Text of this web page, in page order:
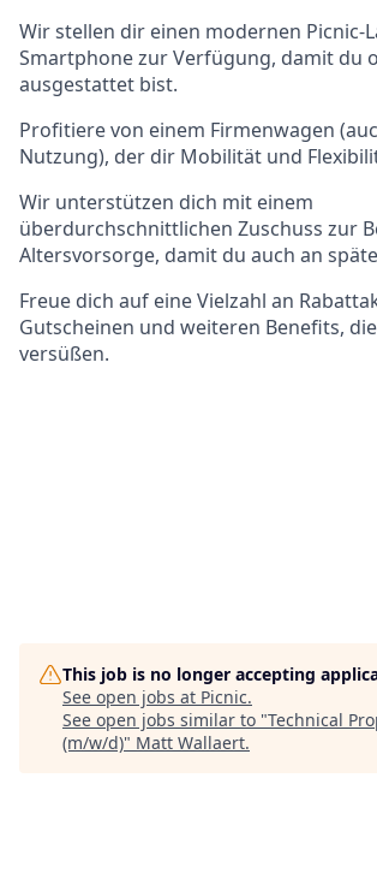
Wir stellen dir einen modernen Picnic-
Smartphone zur Verfügung, damit du
ausgestattet bist.
Profitiere von einem Firmenwagen
Nutzung), der dir Mobilität und
Wir unterstützen dich mit einem
überdurchschnittlichen Zuschuss zur
Altersvorsorge, damit du auch an
Freue dich auf eine Vielzahl an
Gutscheinen und weiteren Benefits,
versüßen.
This job is no longer accepting
See open jobs at Picnic.
See open jobs similar to "Technical
(m/w/d)" Matt Wallaert.